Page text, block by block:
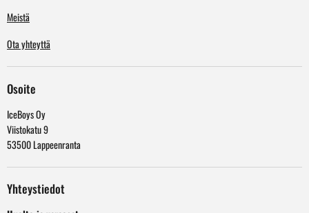
Meistä
Ota yhteyttä
Osoite
IceBoys Oy
Viistokatu 9
53500 Lappeenranta
Yhteystiedot